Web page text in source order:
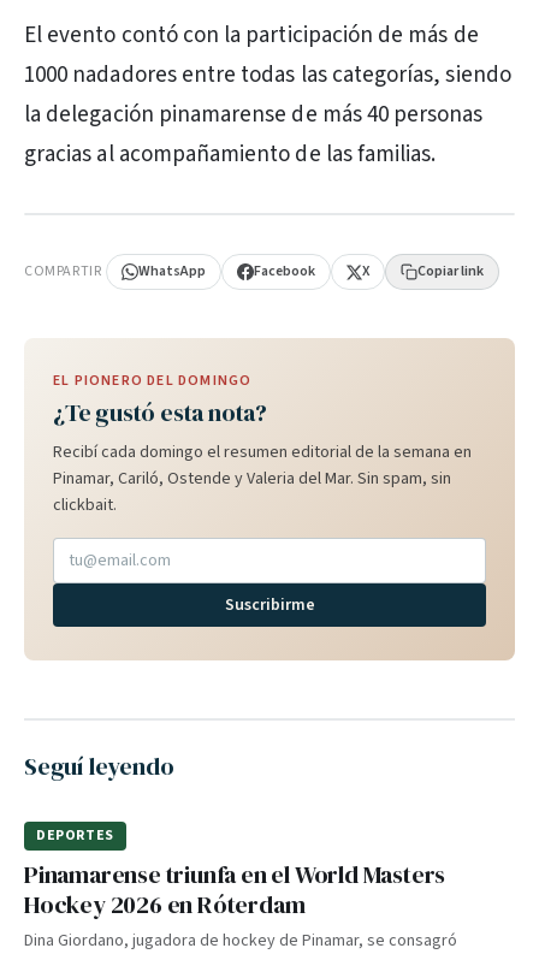
El evento contó con la participación de más de
1000 nadadores entre todas las categorías, siendo
la delegación pinamarense de más 40 personas
gracias al acompañamiento de las familias.
COMPARTIR WhatsApp Facebook X Copiar link
EL PIONERO DEL DOMINGO
¿Te gustó esta nota?
Recibí cada domingo el resumen editorial de la semana en
Pinamar, Cariló, Ostende y Valeria del Mar. Sin spam, sin
clickbait.
Suscribirme
Seguí leyendo
DEPORTES
Pinamarense triunfa en el World Masters
Hockey 2026 en Róterdam
Dina Giordano, jugadora de hockey de Pinamar, se consagró